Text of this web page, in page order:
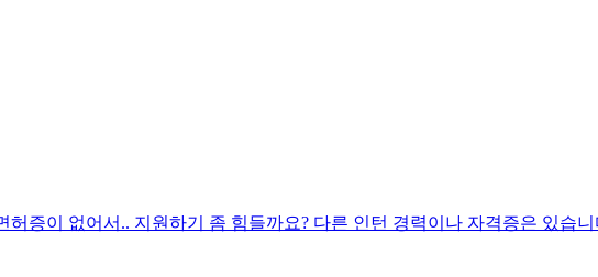
증이 없어서.. 지원하기 좀 힘들까요? 다른 인턴 경력이나 자격증은 있습